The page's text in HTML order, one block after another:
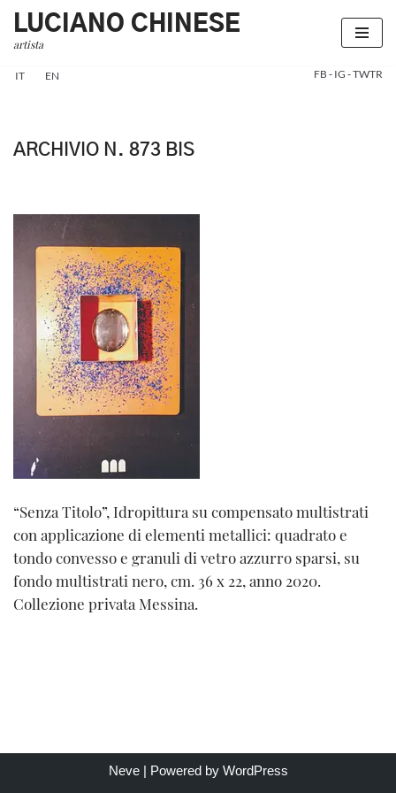
Vai
al
LUCIANO CHINESE
artista
IT EN FB - IG -TWTR
ARCHIVIO N. 873 BIS
“Senza Titolo”, Idropittura su compensato multistrati
con applicazione di elementi metallici: quadrato e
tondo convesso e granuli di vetro azzurro sparsi, su
fondo multistrati nero, cm. 36 x 22, anno 2020.
Collezione privata Messina.
Neve| Powered by WordPress